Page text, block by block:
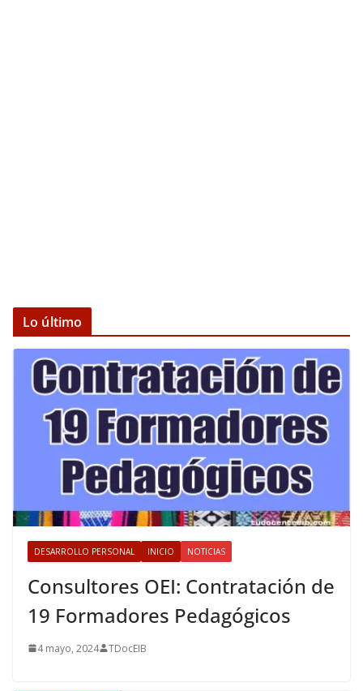
Lo último
DESARROLLO PERSONAL INICIO NOTICIAS
Consultores OEI: Contratación de
19 Formadores Pedagógicos
4 mayo, 2024 TDocEIB